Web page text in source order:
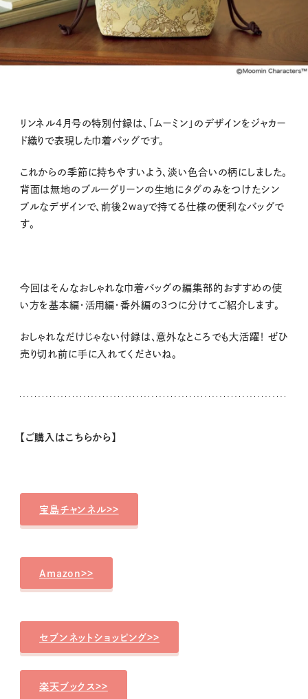
リンネル4月号の特別付録は、「ムーミン」のデザインをジャカー
ド織りで表現した巾着バッグです。
これからの季節に持ちやすいよう、淡い色合いの柄にしました。
背面は無地のブルーグリーンの生地にタグのみをつけたシン
プルなデザインで、前後2wayで持てる仕様の便利なバッグで
す。
今回はそんなおしゃれな巾着バッグの編集部的おすすめの使
い方を基本編・活用編・番外編の3つに分けてご紹介します。
おしゃれなだけじゃない付録は、意外なところでも大活躍！ ぜひ
売り切れ前に手に入れてくださいね。
【ご購入はこちらから】
宝島チャンネル>>
Amazon>>
セブンネットショッピング>>
楽天ブックス>>